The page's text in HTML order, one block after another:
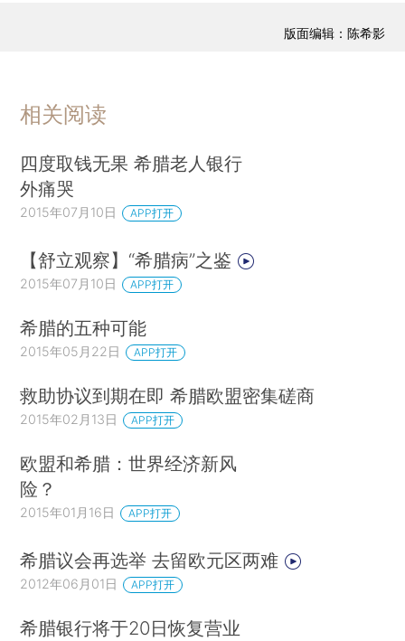
版面编辑：陈希影
相关阅读
四度取钱无果 希腊老人银行
外痛哭
2015年07月10日 APP打开
【舒立观察】“希腊病”之鉴
2015年07月10日 APP打开
希腊的五种可能
2015年05月22日 APP打开
救助协议到期在即 希腊欧盟密集磋商
2015年02月13日 APP打开
欧盟和希腊：世界经济新风
险？
2015年01月16日 APP打开
希腊议会再选举 去留欧元区两难
2012年06月01日 APP打开
希腊银行将于20日恢复营业